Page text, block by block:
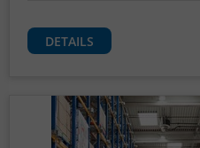
DETAILS